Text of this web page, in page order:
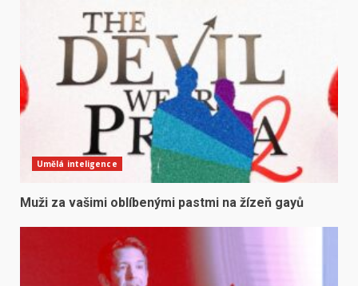
Umělá inteligence
Muži za vašimi oblíbenými pastmi na žízeň gayů